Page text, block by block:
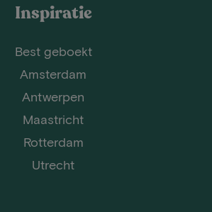
Inspiratie
Best geboekt
Amsterdam
Antwerpen
Maastricht
Rotterdam
Utrecht